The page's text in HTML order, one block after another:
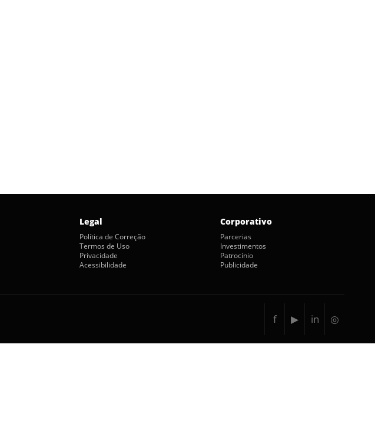
Legal
Política de Correção
Termos de Uso
Privacidade
Acessibilidade
Corporativo
Parcerias
Investimentos
Patrocínio
Publicidade
f ▶ in ◎